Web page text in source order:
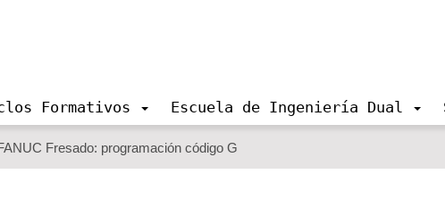
Formativos Escuela de Ingeniería Dual
Fresado: programación código G